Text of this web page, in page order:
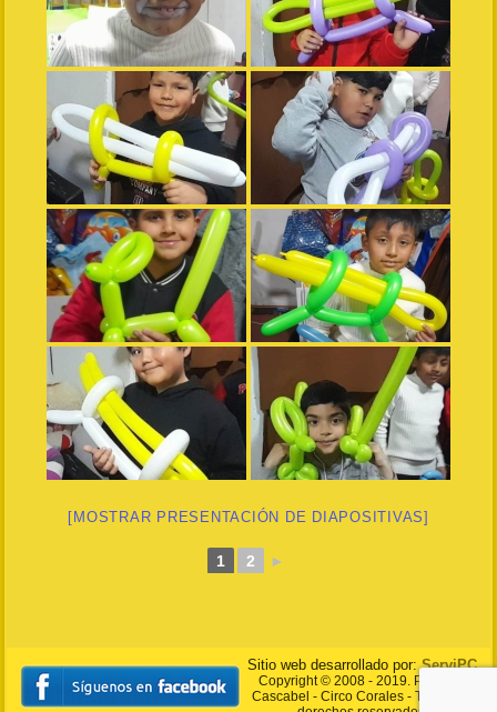
[MOSTRAR PRESENTACIÓN DE DIAPOSITIVAS]
1 2 ►
Sitio web desarrollado por:ServiPC
Copyright © 2008 - 2019. Payasito
Cascabel - Circo Corales - Todos los